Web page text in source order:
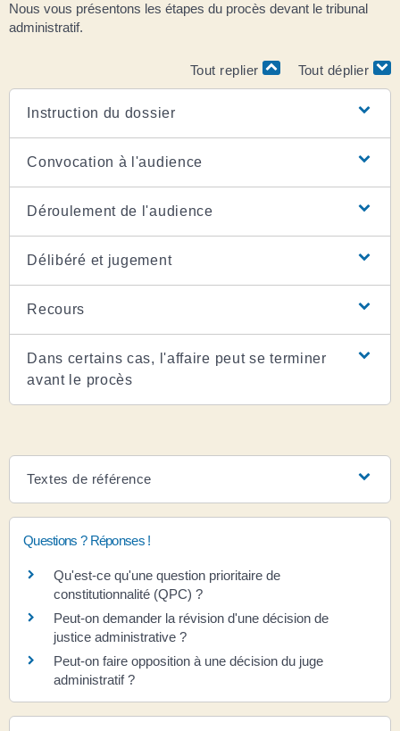
Nous vous présentons les étapes du procès devant le tribunal
administratif.
Tout replier Tout déplier
Instruction du dossier
Convocation à l'audience
Déroulement de l'audience
Délibéré et jugement
Recours
Dans certains cas, l'affaire peut se terminer
avant le procès
Textes de référence
Questions ? Réponses !
Qu'est-ce qu'une question prioritaire de
constitutionnalité (QPC) ?
Peut-on demander la révision d'une décision de
justice administrative ?
Peut-on faire opposition à une décision du juge
administratif ?